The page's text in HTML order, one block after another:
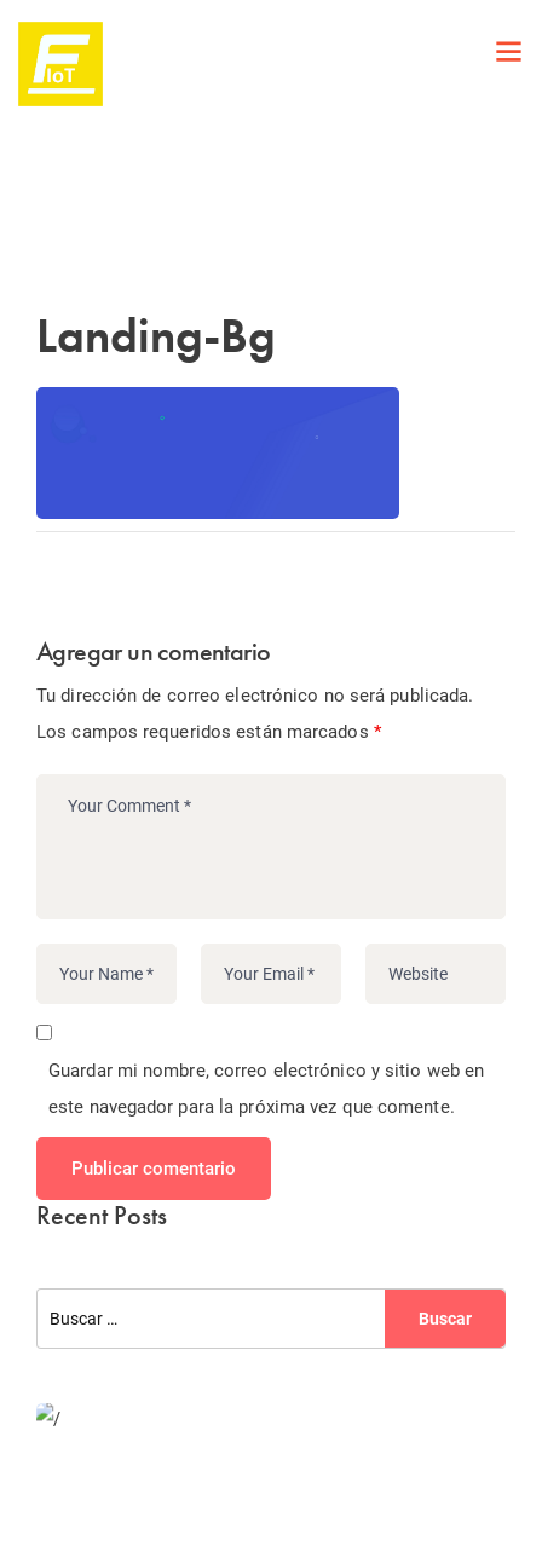
Landing-Bg
Agregar un comentario
Tu dirección de correo electrónico no será publicada.
Los campos requeridos están marcados *
Guardar mi nombre, correo electrónico y sitio web en
este navegador para la próxima vez que comente.
Publicar comentario
Recent Posts